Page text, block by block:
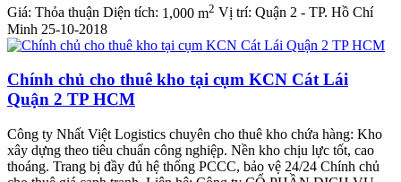
Giá: Thỏa thuận Diện tích: 1,000 m2 Vị trí: Quận 2 - TP. Hồ Chí
Minh 25-10-2018
Chính chủ cho thuê kho tại cụm KCN Cát Lái
Quận 2 TP HCM
Công ty Nhất Việt Logistics chuyên cho thuê kho chứa hàng: Kho
xây dựng theo tiêu chuẩn công nghiệp. Nền kho chịu lực tốt, cao
thoáng. Trang bị đầy đủ hệ thống PCCC, bảo vệ 24/24 Chính chủ